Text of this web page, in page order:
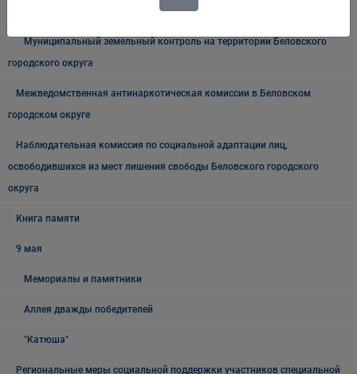
Внутренний муниципальный финансовый контроль
Муниципальный земельный контроль на территории Беловского
городского округа
Межведомственная антинаркотическая комиссии в Беловском
городском округе
Наблюдательная комиссия по социальной адаптации лиц,
освободившихся из мест лишения свободы Беловского городского
округа
Книга памяти
9 мая
Мемориалы и памятники
Аллея дважды победителей
"Катюша"
Региональные меры социальной поддержки участников специальной